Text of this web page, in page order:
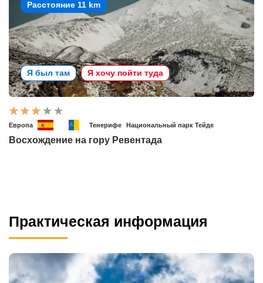
Расстояние 11 km
Я был там Я хочу пойти туда
Европа Тенерифе Национальный парк Тейде
Восхождение на гору Ревентада
Практическая информация